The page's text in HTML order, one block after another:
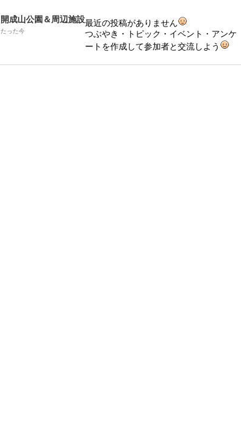
開成山公園＆周辺施設
たった今
最近の投稿がありません
つぶやき・トピック・イベント・アンケ
ートを作成して参加者と交流しよう